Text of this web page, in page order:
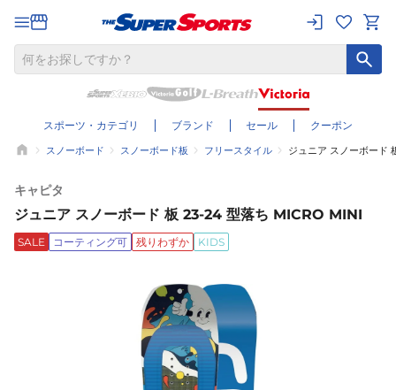
スポーツ・カテゴリ ブランド セール クーポン
スノーボード スノーボード板 フリースタイル ジュニア スノーボード
キャピタ
ジュニア スノーボード 板 23-24 型落ち MICRO MINI
SALE コーティング可 残りわずか KIDS